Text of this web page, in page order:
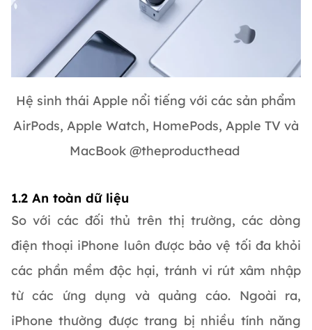
Hệ sinh thái Apple nổi tiếng với các sản phẩm
AirPods, Apple Watch, HomePods, Apple TV và
MacBook @theproducthead
1.2 An toàn dữ liệu
So với các đối thủ trên thị trường, các dòng
điện thoại iPhone luôn được bảo vệ tối đa khỏi
các phần mềm độc hại, tránh vi rút xâm nhập
từ các ứng dụng và quảng cáo. Ngoài ra,
iPhone thường được trang bị nhiều tính năng